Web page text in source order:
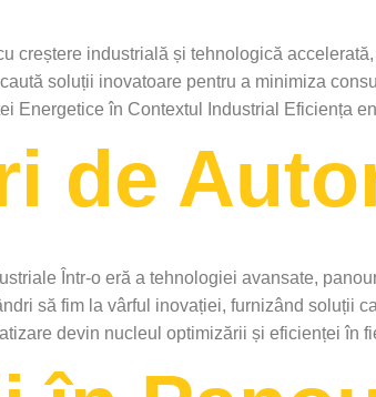
creștere industrială și tehnologică
soluții inovatoare pentru a minimiza
Energetice în Contextul Industrial Eficiența
de
Într-o eră a tehnologiei avansate,
să fim la vârful inovației, furnizând soluții
devin nucleul optimizării și eficienței în